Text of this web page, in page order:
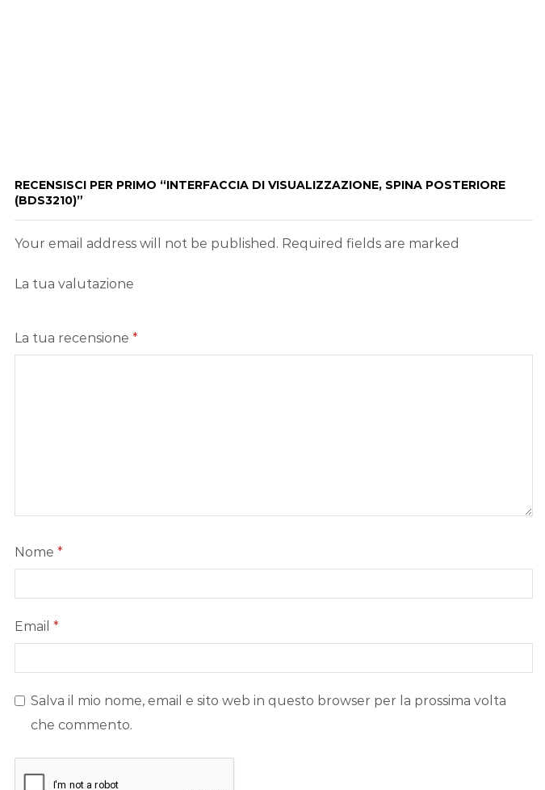
RECENSISCI PER PRIMO “INTERFACCIA DI VISUALIZZAZIONE, SPINA POSTERIORE
(BDS3210)”
Your email address will not be published. Required fields are marked
La tua valutazione
La tua recensione *
Nome *
Email *
Salva il mio nome, email e sito web in questo browser per la prossima volta
che commento.